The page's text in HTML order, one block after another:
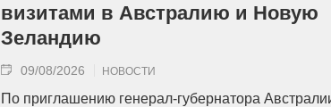
визитами в Австралию и Новую
Зеландию
09/08/2026 НОВОСТИ
По приглашению генерал-губернатора